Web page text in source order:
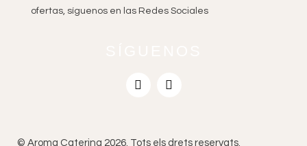
ofertas, síguenos en las Redes Sociales
© Aroma Catering 2026. Tots els drets reservats.